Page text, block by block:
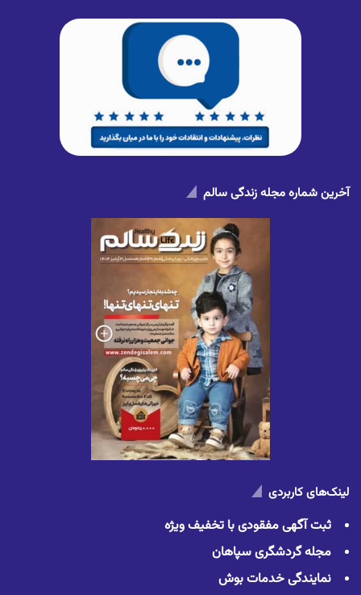
آخرین شماره مجله زندگی سالم
لینک‌های کاربردی
ثبت آگهی مفقودی با تخفیف ویژه
مجله گردشگری سپاهان
نمایندگی خدمات بوش